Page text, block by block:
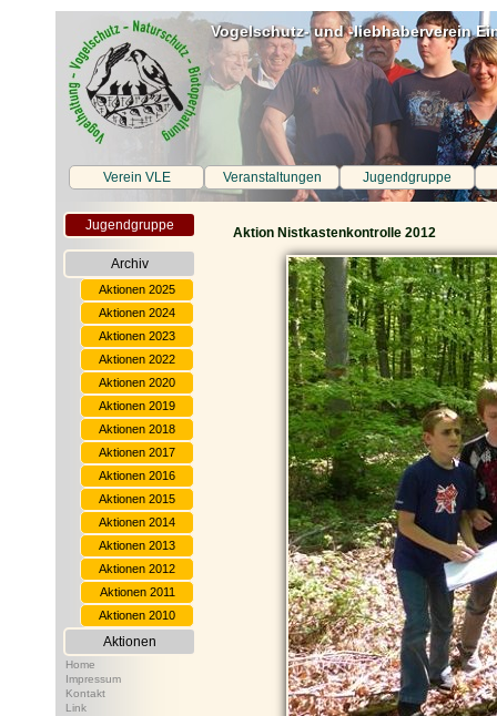
Vogelschutz- und -liebhaberverein
Verein VLE Veranstaltungen Jugendgruppe
Jugendgruppe
Archiv
Aktionen 2025
Aktionen 2024
Aktionen 2023
Aktionen 2022
Aktionen 2020
Aktionen 2019
Aktionen 2018
Aktionen 2017
Aktionen 2016
Aktionen 2015
Aktionen 2014
Aktionen 2013
Aktionen 2012
Aktionen 2011
Aktionen 2010
Aktionen
Home
Impressum
Kontakt
Link
Aktion Nistkastenkontrolle 2012